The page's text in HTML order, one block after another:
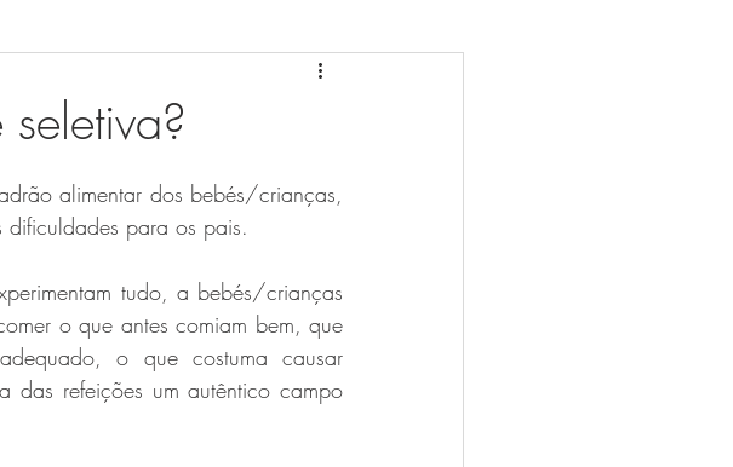
alimentar dos bebés/crianças,
dificuldades para os pais.
tudo, a bebés/crianças
o que antes comiam bem, que
o que costuma causar
das refeições um autêntico campo